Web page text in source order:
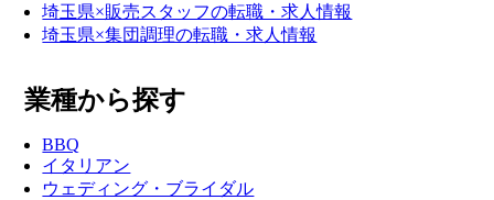
埼玉県×販売スタッフの転職・求人情報
埼玉県×集団調理の転職・求人情報
業種から探す
BBQ
イタリアン
ウェディング・ブライダル